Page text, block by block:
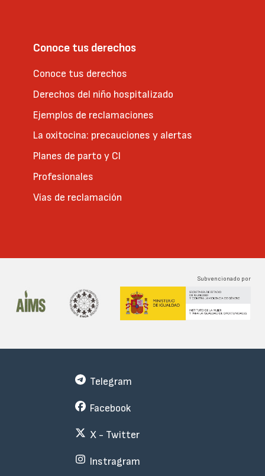
Conoce tus derechos
Conoce tus derechos
Derechos del niño hospitalizado
Ejemplos de reclamaciones
La oxitocina: precauciones y alertas
Planes de parto y CI
Profesionales
Vías de reclamación
Subvencionado por
Telegram
Facebook
X - Twitter
Instragram